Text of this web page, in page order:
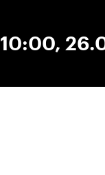
10:00,